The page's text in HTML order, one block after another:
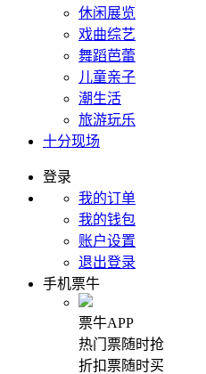
休闲展览
戏曲综艺
舞蹈芭蕾
儿童亲子
潮生活
旅游玩乐
十分现场
登录
我的订单
我的钱包
账户设置
退出登录
手机票牛
票牛APP
热门票随时抢
折扣票随时买